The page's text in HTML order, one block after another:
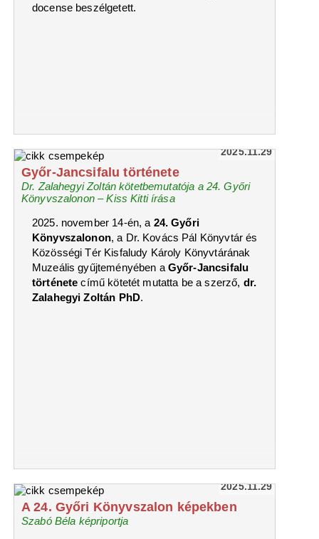
docense beszélgetett.
2025.11.29
Győr-Jancsifalu története
Dr. Zalahegyi Zoltán kötetbemutatója a 24. Győri
Könyvszalonon – Kiss Kitti írása
2025. november 14-én, a 24. Győri
Könyvszalonon, a Dr. Kovács Pál Könyvtár és
Közösségi Tér Kisfaludy Károly Könyvtárának
Muzeális gyűjteményében a Győr-Jancsifalu
történetecímű kötetét mutatta be a szerző, dr.
Zalahegyi Zoltán PhD.
2025.11.29
A 24. Győri Könyvszalon képekben
Szabó Béla képriportja